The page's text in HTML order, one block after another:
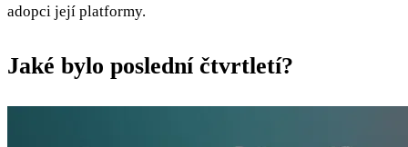
adopci její platformy.
Jaké bylo poslední čtvrtletí?